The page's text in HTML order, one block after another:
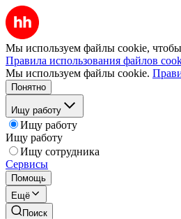
Мы используем файлы cookie, чтобы
Правила использования файлов
Мы используем файлы cookie.
Понятно
Ищу работу
Ищу работу
Ищу работу
Ищу сотрудника
Сервисы
Помощь
Ещё
Поиск